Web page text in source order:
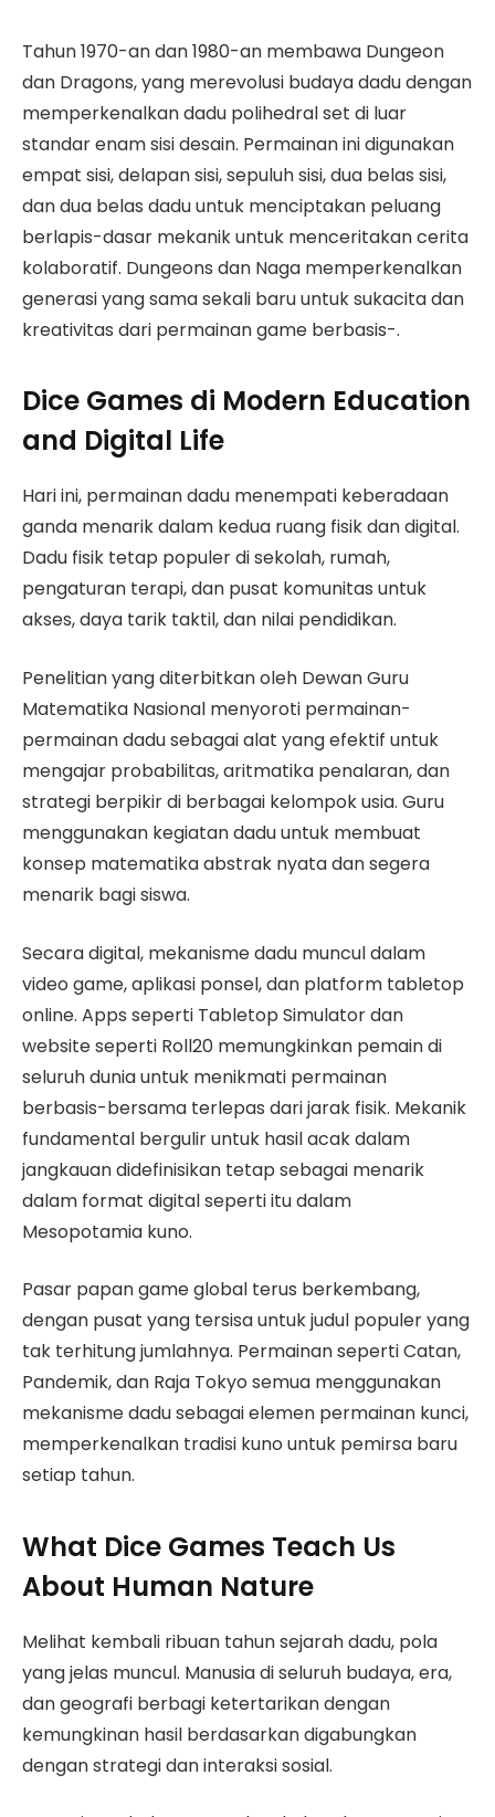
Tahun 1970-an dan 1980-an membawa Dungeon
dan Dragons, yang merevolusi budaya dadu dengan
memperkenalkan dadu polihedral set di luar
standar enam sisi desain. Permainan ini digunakan
empat sisi, delapan sisi, sepuluh sisi, dua belas sisi,
dan dua belas dadu untuk menciptakan peluang
berlapis-dasar mekanik untuk menceritakan cerita
kolaboratif. Dungeons dan Naga memperkenalkan
generasi yang sama sekali baru untuk sukacita dan
kreativitas dari permainan game berbasis-.
Dice Games di Modern Education
and Digital Life
Hari ini, permainan dadu menempati keberadaan
ganda menarik dalam kedua ruang fisik dan digital.
Dadu fisik tetap populer di sekolah, rumah,
pengaturan terapi, dan pusat komunitas untuk
akses, daya tarik taktil, dan nilai pendidikan.
Penelitian yang diterbitkan oleh Dewan Guru
Matematika Nasional menyoroti permainan-
permainan dadu sebagai alat yang efektif untuk
mengajar probabilitas, aritmatika penalaran, dan
strategi berpikir di berbagai kelompok usia. Guru
menggunakan kegiatan dadu untuk membuat
konsep matematika abstrak nyata dan segera
menarik bagi siswa.
Secara digital, mekanisme dadu muncul dalam
video game, aplikasi ponsel, dan platform tabletop
online. Apps seperti Tabletop Simulator dan
website seperti Roll20 memungkinkan pemain di
seluruh dunia untuk menikmati permainan
berbasis-bersama terlepas dari jarak fisik. Mekanik
fundamental bergulir untuk hasil acak dalam
jangkauan didefinisikan tetap sebagai menarik
dalam format digital seperti itu dalam
Mesopotamia kuno.
Pasar papan game global terus berkembang,
dengan pusat yang tersisa untuk judul populer yang
tak terhitung jumlahnya. Permainan seperti Catan,
Pandemik, dan Raja Tokyo semua menggunakan
mekanisme dadu sebagai elemen permainan kunci,
memperkenalkan tradisi kuno untuk pemirsa baru
setiap tahun.
What Dice Games Teach Us
About Human Nature
Melihat kembali ribuan tahun sejarah dadu, pola
yang jelas muncul. Manusia di seluruh budaya, era,
dan geografi berbagi ketertarikan dengan
kemungkinan hasil berdasarkan digabungkan
dengan strategi dan interaksi sosial.